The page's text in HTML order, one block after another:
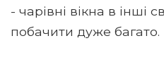
- чарівні вікна в інші
побачити дуже багато.